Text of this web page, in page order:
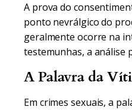
A prova do
ponto nevrálgico do
geralmente ocorre na
testemunhas, a análise
A Palavra da
Em crimes sexuais, a